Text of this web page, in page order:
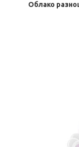
Облако